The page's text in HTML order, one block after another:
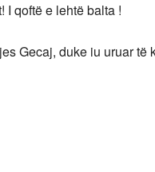
I qoftë e lehtë balta !
Gecaj, duke iu uruar të